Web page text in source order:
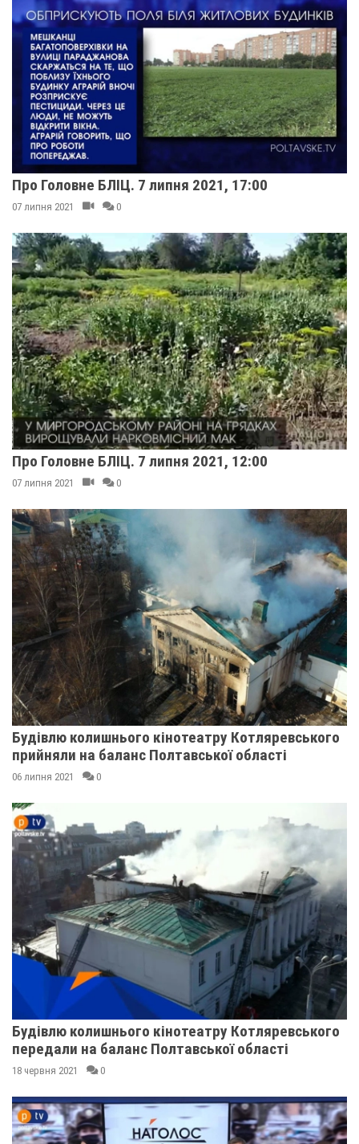
Про Головне БЛІЦ. 7 липня 2021, 17:00
07 липня 2021 0
Про Головне БЛІЦ. 7 липня 2021, 12:00
07 липня 2021 0
Будівлю колишнього кінотеатру Котляревського
прийняли на баланс Полтавської області
06 липня 2021 0
Будівлю колишнього кінотеатру Котляревського
передали на баланс Полтавської області
18 червня 2021 0